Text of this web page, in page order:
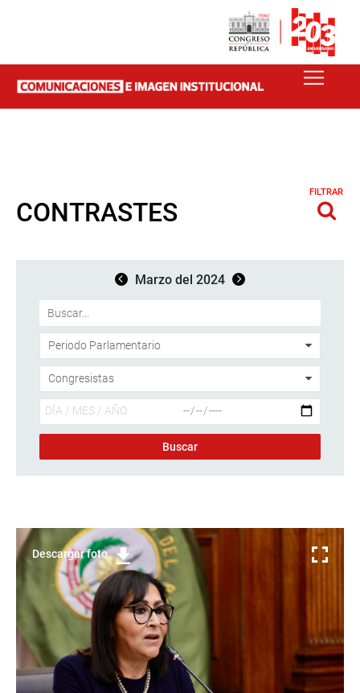
CONTRASTES
FILTRAR
Marzo del 2024
Descargar foto